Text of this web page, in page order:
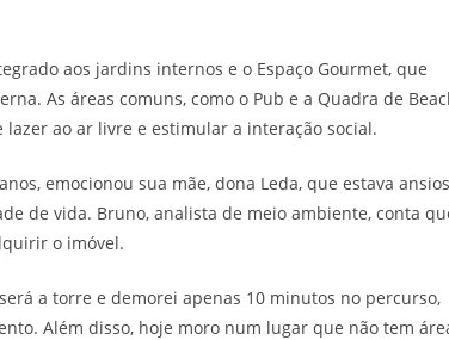
aos jardins internos e o Espaço Gourmet, que
As áreas comuns, como o Pub e a Quadra de
ao ar livre e estimular a interação social.
emocionou sua mãe, dona Leda, que estava
de vida. Bruno, analista de meio ambiente, conta
o imóvel.
a torre e demorei apenas 10 minutos no percurso,
Além disso, hoje moro num lugar que não tem